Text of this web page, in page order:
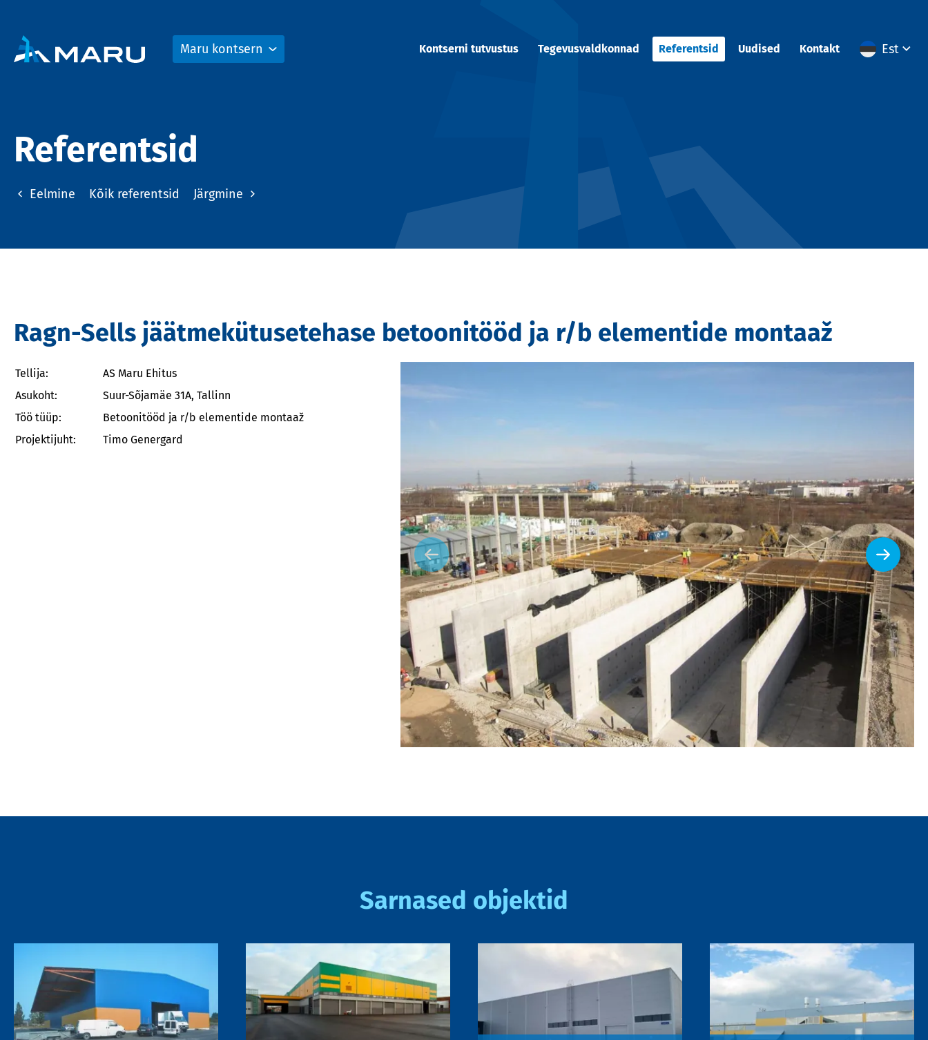
Maru kontsern Kontserni tutvustus Tegevusvaldkonnad Referentsid Uudised Kontakt Est
Referentsid
Eelmine Kõik referentsid Järgmine
Ragn-Sells jäätmekütusetehase betoonitööd ja r/b elementide montaaž
Tellija:
AS Maru Ehitus
Asukoht:
Suur-Sõjamäe 31A, Tallinn
Töö tüüp:
Betoonitööd ja r/b elementide montaaž
Projektijuht:
Timo Genergard
Sarnased objektid